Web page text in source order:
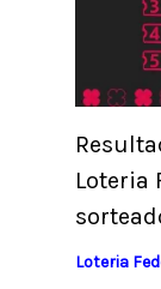
Loteria
Loteria